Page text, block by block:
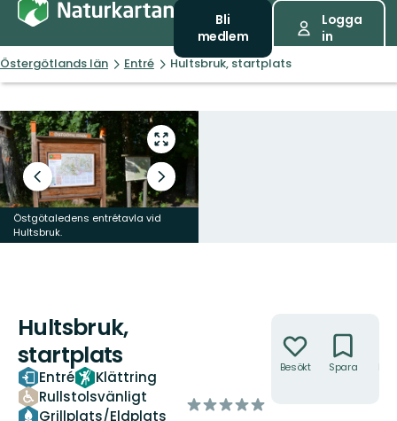
Bli
medlem
Logga
in
Östergötlands län Entré Hultsbruk, startplats
Gå
till
helskärmsläge
Föregående
bild
Nästa
bildspel
Östgötaledens entrétavla vid
Hultsbruk.
Hultsbruk,
startplats
Entré
Klättring
Rullstolsvänligt
Grillplats/Eldplats
av
Besökt Spara